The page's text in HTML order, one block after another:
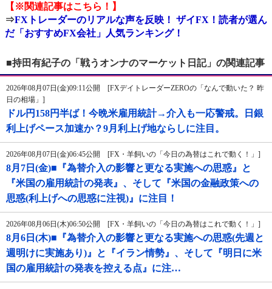
【※関連記事はこちら！】
⇒FXトレーダーのリアルな声を反映！ ザイFX！読者が選ん
だ「おすすめFX会社」人気ランキング！
■持田有紀子の「戦うオンナのマーケット日記」の関連記事
2026年08月07日(金)09:11公開 [FXデイトレーダーZEROの「なんで動いた？ 昨
日の相場」]
ドル円158円半ば！今晩米雇用統計→介入も一応警戒。日銀
利上げペース加速か？9月利上げ地ならしに注目。
2026年08月07日(金)06:45公開 [FX・羊飼いの「今日の為替はこれで動く！」]
8月7日(金)■『為替介入の影響と更なる実施への思惑』と
『米国の雇用統計の発表』、そして『米国の金融政策への
思惑(利上げへの思惑に注視)』に注目！
2026年08月06日(木)06:50公開 [FX・羊飼いの「今日の為替はこれで動く！」]
8月6日(木)■『為替介入の影響と更なる実施への思惑(先週と
週明けに実施あり)』と『イラン情勢』、そして『明日に米
国の雇用統計の発表を控える点』に注…